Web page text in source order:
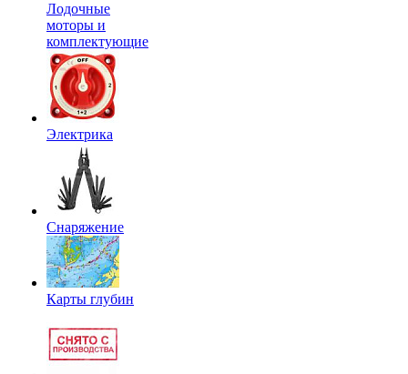
Лодочные
моторы и
комплектующие
Электрика
Снаряжение
Карты глубин